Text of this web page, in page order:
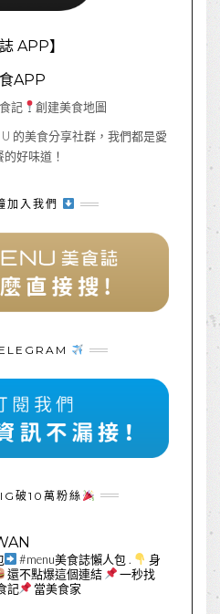
APP】
APP
記
創建美食地圖
的美食分享社群，我們都是愛
好味道！
加入我們
破10萬粉絲
#menu美食誌懶人包 .
身
還不點爆這個連結
一秒找
記 當美食家